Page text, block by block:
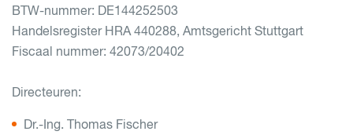
BTW-nummer: DE144252503
Handelsregister HRA 440288, Amtsgericht Stuttgart
Fiscaal nummer: 42073/20402
Directeuren:
Dr.-Ing. Thomas Fischer